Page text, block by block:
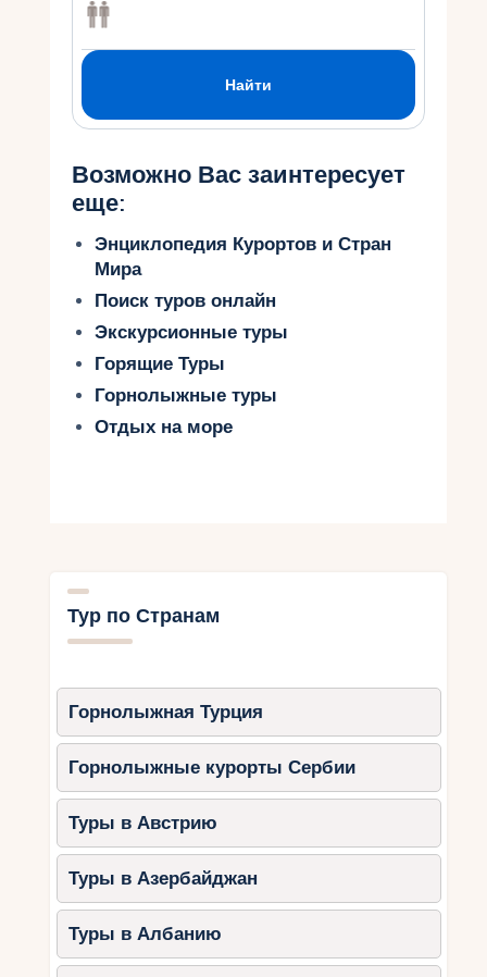
Возможно Вас заинтересует
еще:
Энциклопедия Курортов и Стран
Мира
Поиск туров онлайн
Экскурсионные туры
Горящие Туры
Горнолыжные туры
Отдых на море
Тур по Странам
Горнолыжная Турция
Горнолыжные курорты Сербии
Туры в Австрию
Туры в Азербайджан
Туры в Албанию